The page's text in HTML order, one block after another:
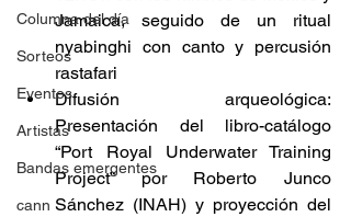
Columna del día
Sorteos
Eventos
Artistas
Bandas emergentes
cann
Jamaica, seguido de un ritual
nyabinghi con canto y percusión
rastafari
Difusión arqueológica:
Presentación del libro-catálogo
“Port Royal Underwater Training
Project” por Roberto Junco
Sánchez (INAH) y proyección del